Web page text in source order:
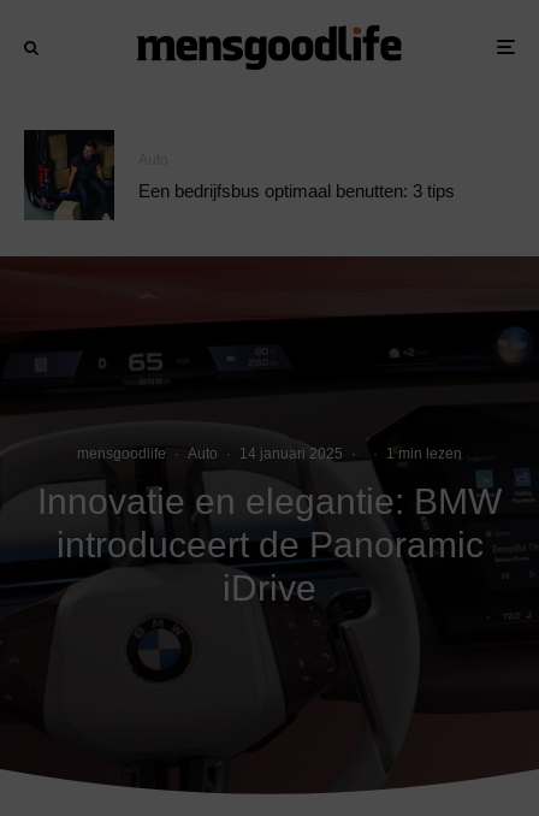
Een bedrijfsbus optimaal benutten: 3 tips
mensgoodlife · Auto · 14 januari 2025 · · 1 min lezen
Innovatie en elegantie: BMW
introduceert de Panoramic
iDrive